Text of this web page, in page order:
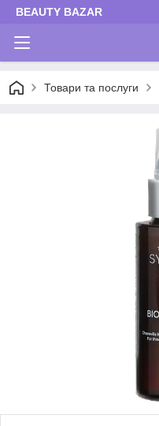
BEAUTY BAZAR
Товари та послуги